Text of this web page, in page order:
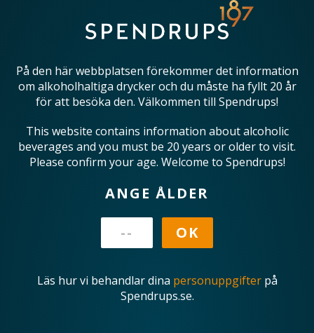
På den här webbplatsen förekommer det information
om alkoholhaltiga drycker och du måste ha fyllt 20 år
för att besöka den. Välkommen till Spendrups!
This website contains information about alcoholic
beverages and you must be 20 years or older to visit.
Please confirm your age. Welcome to Spendrups!
ANGE ÅLDER
Läs hur vi behandlar dina personuppgifterpå
Spendrups.se.